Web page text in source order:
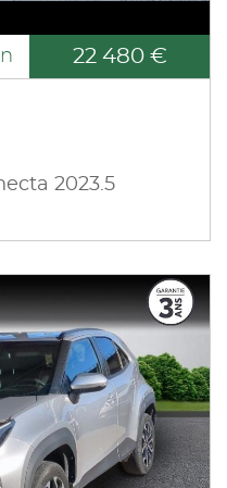
22 480 €
2023.5